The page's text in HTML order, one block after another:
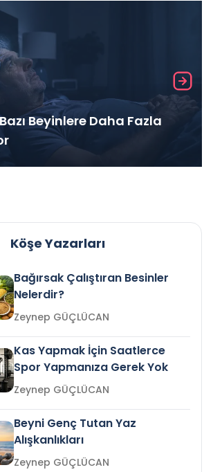
Beyinlere Daha Fazla
Köşe Yazarları
Bağırsak Çalıştıran Besinler
Nelerdir?
Zeynep GÜÇLÜCAN
Kas Yapmak İçin Saatlerce
Spor Yapmanıza Gerek Yok
Zeynep GÜÇLÜCAN
Beyni Genç Tutan Yaz
Alışkanlıkları
Zeynep GÜÇLÜCAN